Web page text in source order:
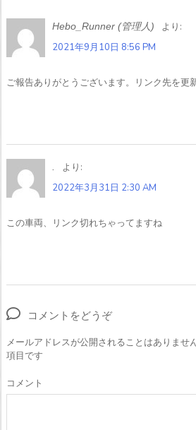
Hebo_Runner (管理人)
より:
2021年9月10日 8:56 PM
ご報告ありがとうございます。リンク先を更
.
より:
2022年3月31日 2:30 AM
この車両、リンク切れちゃってますね
コメントをどうぞ
メールアドレスが公開されることはありません
項目です
コメント